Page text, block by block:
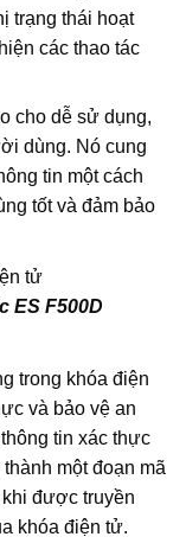
trạng thái hoạt
các thao tác
cho dễ sử dụng,
dùng. Nó cung
tin một cách
tốt và đảm bảo
ES F500D
trong khóa điện
và bảo vệ an
tin xác thực
một đoạn mã
được truyền
khóa điện tử.